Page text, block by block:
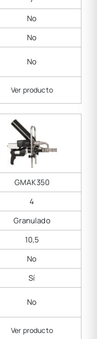
No
No
No
Ver producto
GMAK350
4
Granulado
10,5
No
Sí
No
Ver producto